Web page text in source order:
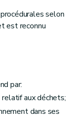
selon
est reconnu
par:
aux déchets;
dans ses